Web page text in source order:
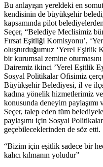
Bu anlayışın yereldeki en
kendisinin de büyükşehir
kapsamında pilot
Seçer, “Belediye Meclisimiz
Fırsat Eşitliği Komisyonu’,
oluşturduğumuz ‘Yerel Eşitlik
bir kurumsal zemine
Dairemiz ikinci ’Yerel Eşitlik
Sosyal Politikalar Ofisimiz
Büyükşehir Belediyesi, il ve
kadına yönelik hizmetlerimiz
konusunda deneyim
Seçer, talep eden tüm
paylaşımı için Sosyal
geçebileceklerinden de söz etti.
“Bizim için eşitlik sadece bir
kalıcı kılmanın yoludur”